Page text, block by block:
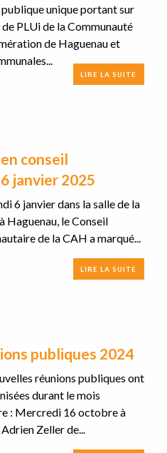
publique unique portant sur
PLUi de la Communauté
de Haguenau et
LIRE LA SUITE
conseil
janvier 2025
6 janvier dans la salle de la
Haguenau, le Conseil
de la CAH a marqué...
LIRE LA SUITE
publiques 2024
réunions publiques ont
durant le mois
: Mercredi 16 octobre à
Adrien Zeller de...